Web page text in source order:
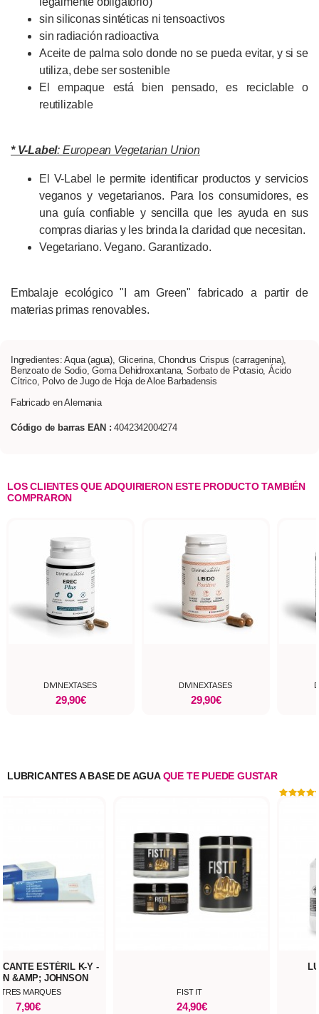
sin siliconas sintéticas ni tensoactivos
sin radiación radioactiva
Aceite de palma solo donde no se pueda evitar, y si se
utiliza, debe ser sostenible
El empaque está bien pensado, es reciclable o
reutilizable
* V-Label: European Vegetarian Union
El V-Label le permite identificar productos y servicios
veganos y vegetarianos. Para los consumidores, es
una guía confiable y sencilla que les ayuda en sus
compras diarias y les brinda la claridad que necesitan.
Vegetariano. Vegano. Garantizado.
Embalaje ecológico "I am Green" fabricado a partir de
materias primas renovables.
Ingredientes: Aqua (agua), Glicerina, Chondrus Crispus (carragenina),
Benzoato de Sodio, Goma Dehidroxantana, Sorbato de Potasio, Ácido
Cítrico, Polvo de Jugo de Hoja de Aloe Barbadensis
Fabricado en Alemania
Código de barras EAN : 4042342004274
LOS CLIENTES QUE ADQUIRIERON ESTE PRODUCTO TAMBIÉN
COMPRARON
DIVINEXTASES
29,90€
DIVINEXTASES
29,90€
LUBRICANTES A BASE DE AGUAQUE TE PUEDE GUSTAR
ESTÉRIL K-Y -
&AMP; JOHNSON
MARQUES
7,90€
FIST IT
24,90€